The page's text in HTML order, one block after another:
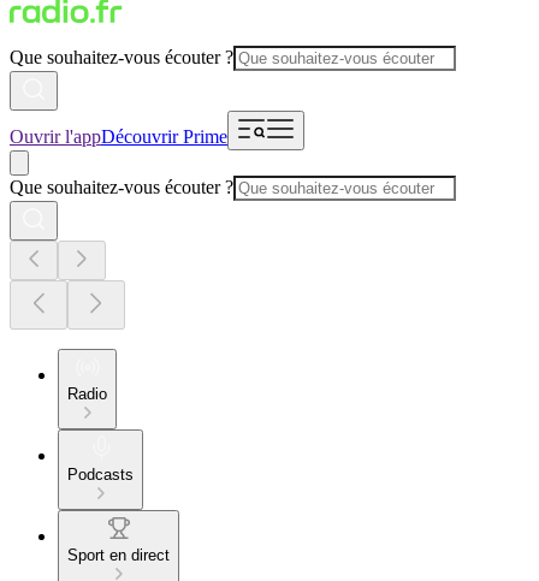
Que souhaitez-vous écouter ?
Ouvrir l'appDécouvrir Prime
Que souhaitez-vous écouter ?
Radio
Podcasts
Sport en direct